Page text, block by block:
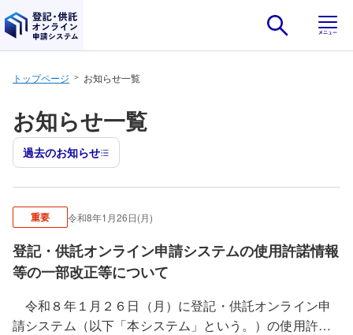
ナビゲーションをスキップし本文へ
トップページ お知らせ一覧
お知らせ一覧
過去のお知らせ
重要 令和8年1月26日(月)
登記・供託オンライン申請システムの使用許諾情報
等の一部改正等について
令和８年１月２６日（月）に登記・供託オンライン申
請システム（以下「本システム」という。）の使用許諾